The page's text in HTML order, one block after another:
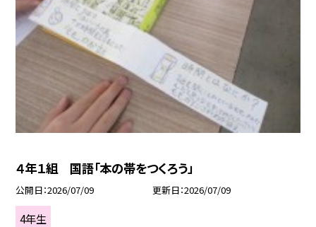
４年１組 国語「本の帯をつくろう」
公開日 2026/07/09 更新日 2026/07/09
4年生